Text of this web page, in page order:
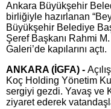
Ankara Büyükşehir
birliğiyle hazırlanan
Büyükşehir Belediye
Şeref Başkanı Rahmi M.
Galeri’de kapılarını açtı.
ANKARA (İGFA) -
Koç Holding Yönetim
sergiyi gezdi. Yavaş ve
ziyaret ederek